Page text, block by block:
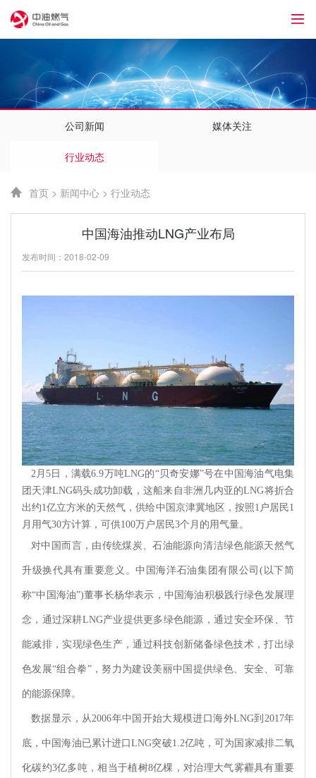
公司新闻 媒体关注
行业动态
首页 > 新闻中心 > 行业动态
中国海油推动LNG产业布局
发布时间：2018-02-09
2月5日，满载6.9万吨LNG的“贝奇安娜”号在中国海油气电集
团天津LNG码头成功卸载，这船来自非洲几内亚的LNG将折合
出约1亿立方米的天然气，供给中国京津冀地区，按照1户居民1
月用气30方计算，可供100万户居民3个月的用气量。
对中国而言，由传统煤炭、石油能源向清洁绿色能源天然气
升级换代具有重要意义。中国海洋石油集团有限公司(以下简
称“中国海油”)董事长杨华表示，中国海油积极践行绿色发展理
念，通过深耕LNG产业提供更多绿色能源，通过安全环保、节
能减排，实现绿色生产，通过科技创新储备绿色技术，打出绿
色发展“组合拳”，努力为建设美丽中国提供绿色、安全、可靠
的能源保障。
数据显示，从 2006年中国开始大规模进口海外LNG到2017年
底，中国海油已累计进口LNG突破1.2亿吨，可为国家减排二氧
化碳约3亿多吨，相当于植树8亿棵，对治理大气雾霾具有重要